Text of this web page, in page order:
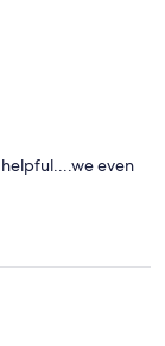
even